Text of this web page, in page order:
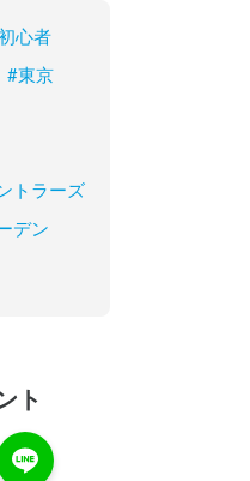
心者
#東京
トラーズ
デン
ト